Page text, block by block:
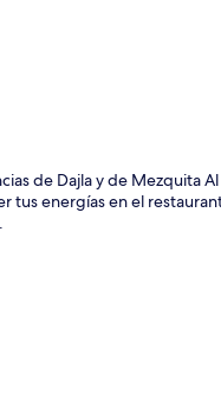
de Dajla y de Mezquita
energías en el